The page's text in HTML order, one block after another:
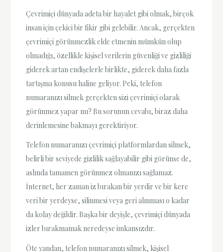
Çevrimiçi dünyada adeta bir hayalet gibi olmak, birçok
insan için çekici bir fikir gibi gelebilir. Ancak, gerçekten
çevrimiçi görünmezlik elde etmenin mümkün olup
olmadığı, özellikle kişisel verilerin güvenliği ve gizliliği
giderek artan endişelerle birlikte, giderek daha fazla
tartışma konusu haline geliyor. Peki, telefon
numaranızı silmek gerçekten sizi çevrimiçi olarak
görünmez yapar mı? Bu sorunun cevabı, biraz daha
derinlemesine bakmayı gerektiriyor.
Telefon numaranızı çevrimiçi platformlardan silmek,
belirli bir seviyede gizlilik sağlayabilir gibi görünse de,
aslında tamamen görünmez olmanızı sağlamaz.
İnternet, her zaman iz bırakan bir yerdir ve bir kere
veri bir yerdeyse, silinmesi veya geri alınması o kadar
da kolay değildir. Başka bir deyişle, çevrimiçi dünyada
izler bırakmamak neredeyse imkansızdır.
Öte yandan, telefon numaranızı silmek, kişisel